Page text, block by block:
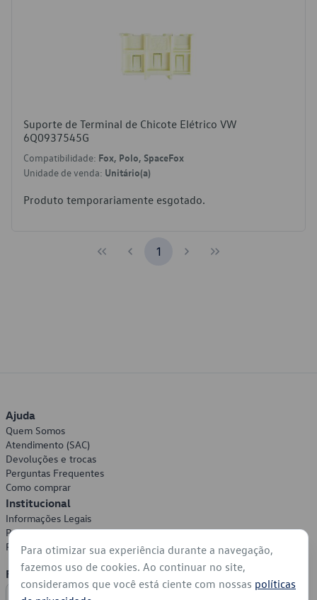
Suporte de Terminal de Chicote Elétrico VW
6Q0937545G
Compatibilidade: Fox, Polo, SpaceFox
Unidade de venda: Unitário(a)
Produto temporariamente esgotado.
1
Ajuda
Quem Somos
Atendimento (SAC)
Devoluções e trocas
Perguntas Frequentes
Como comprar
Institucional
Informações Legais
Política de Privacidade
Política de Cookies
Formas de Pagamento
Para otimizar sua experiência durante a navegação,
fazemos uso de cookies. Ao continuar no site,
consideramos que você está ciente com nossas políticas